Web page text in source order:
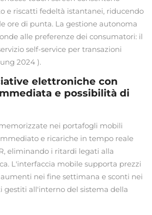
e riscatti fedeltà istantanei, riducendo
ore di punta. La gestione autonoma
alle preferenze dei consumatori: il
self-service per transazioni
2024 ).
elettroniche con
e possibilità di
nei portafogli mobili
e ricariche in tempo reale
eliminando i ritardi legati alla
L'interfaccia mobile supporta prezzi
nei fine settimana e sconti nei
gestiti all'interno del sistema della